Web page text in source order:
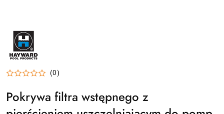
HAYWARD-
LOGO
(0)
Pokrywa filtra wstępnego z